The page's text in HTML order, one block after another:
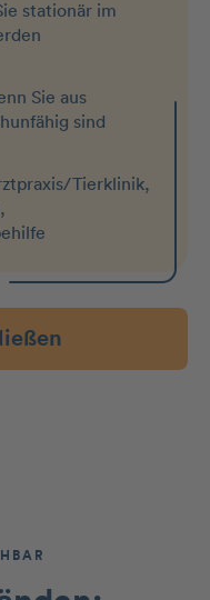
stationär im
Sie aus
sind
Tierklinik,